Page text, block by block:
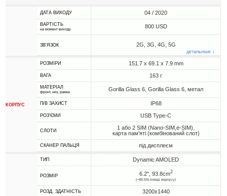
ДАТА ВИХОДУ 04 / 2020
ВАРТІСТЬ
на момент виходу 800 USD
ЗВ'ЯЗОК 2G, 3G, 4G, 5G
детальніше ↓
КОРПУС
РОЗМІРИ 151.7 x 69.1 x 7.9 mm
ВАГА 163 г
МАТЕРІАЛ
фронт, низ, рамка Gorilla Glass 6, Gorilla Glass 6, метал
П/В ЗАХИСТ IP68
РОЗ'ЄМИ USB Type-C
СЛОТИ
1 або 2 SIM (Nano-SIM,e-SIM),
карта пам'яті (комбінований слот)
СКАНЕР ПАЛЬЦЯ під дисплеєм
ТИП Dynamic AMOLED
РОЗМІР 6.2", 93.8cm2
(~89.5% площі корпусу)
РОЗД. ЗДАТНІСТЬ 3200x1440